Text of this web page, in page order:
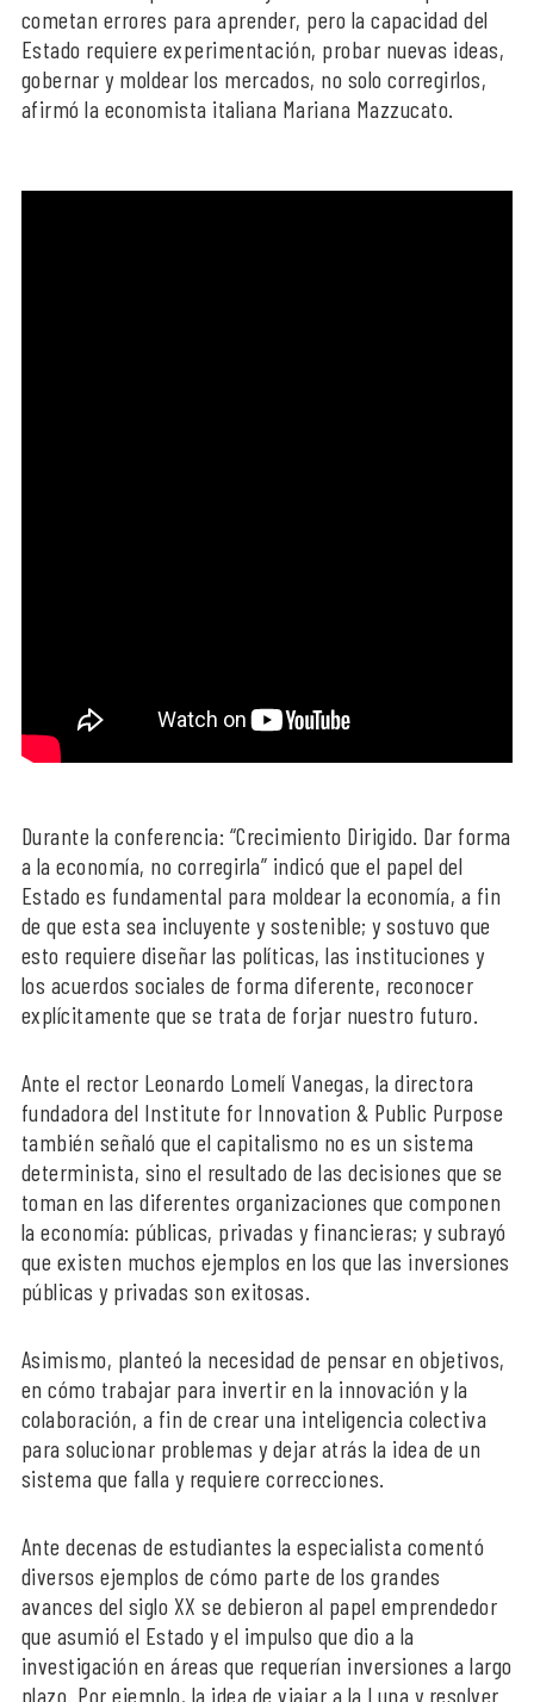
cometan errores para aprender, pero la capacidad del
Estado requiere experimentación, probar nuevas ideas,
gobernar y moldear los mercados, no solo corregirlos,
afirmó la economista italiana Mariana Mazzucato.
Durante la conferencia: “Crecimiento Dirigido. Dar forma
a la economía, no corregirla” indicó que el papel del
Estado es fundamental para moldear la economía, a fin
de que esta sea incluyente y sostenible; y sostuvo que
esto requiere diseñar las políticas, las instituciones y
los acuerdos sociales de forma diferente, reconocer
explícitamente que se trata de forjar nuestro futuro.
Ante el rector Leonardo Lomelí Vanegas, la directora
fundadora del Institute for Innovation & Public Purpose
también señaló que el capitalismo no es un sistema
determinista, sino el resultado de las decisiones que se
toman en las diferentes organizaciones que componen
la economía: públicas, privadas y financieras; y subrayó
que existen muchos ejemplos en los que las inversiones
públicas y privadas son exitosas.
Asimismo, planteó la necesidad de pensar en objetivos,
en cómo trabajar para invertir en la innovación y la
colaboración, a fin de crear una inteligencia colectiva
para solucionar problemas y dejar atrás la idea de un
sistema que falla y requiere correcciones.
Ante decenas de estudiantes la especialista comentó
diversos ejemplos de cómo parte de los grandes
avances del siglo XX se debieron al papel emprendedor
que asumió el Estado y el impulso que dio a la
investigación en áreas que requerían inversiones a largo
plazo. Por ejemplo, la idea de viajar a la Luna y resolver